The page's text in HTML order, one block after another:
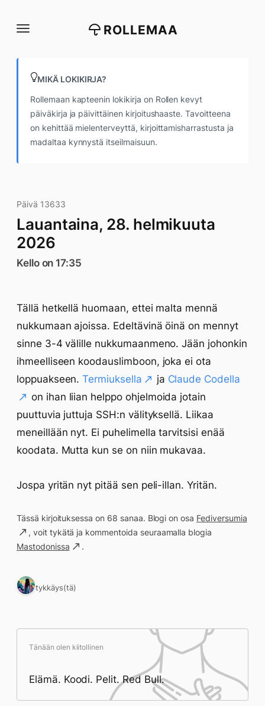
suoraan
ROLLEMAA
MIKÄ LOKIKIRJA?
Rollemaan kapteenin lokikirja on Rollen kevyt
päiväkirja ja päivittäinen kirjoitushaaste. Tavoitteena
on kehittää mielenterveyttä, kirjoittamisharrastusta ja
madaltaa kynnystä itseilmaisuun.
Päivä 13633
Lauantaina, 28. helmikuuta
2026
Kello on 17:35
Tällä hetkellä huomaan, ettei malta mennä
nukkumaan ajoissa. Edeltävinä öinä on mennyt
sinne 3-4 välille nukkumaanmeno. Jään johonkin
ihmeelliseen koodauslimboon, joka ei ota
loppuakseen.Termiuksella ja Claude Codella
on ihan liian helppo ohjelmoida jotain
puuttuvia juttuja SSH:n välityksellä. Liikaa
meneillään nyt. Ei puhelimella tarvitsisi enää
koodata. Mutta kun se on niin mukavaa.
Jospa yritän nyt pitää sen peli-illan. Yritän.
Tässä kirjoituksessa on 68 sanaa. Blogi on osa Fediversumia
, voit tykätä ja kommentoida seuraamalla blogia
Mastodonissa
.
1 tykkäys(tä)
Tänään olen kiitollinen
Elämä. Koodi. Pelit. Red Bull.